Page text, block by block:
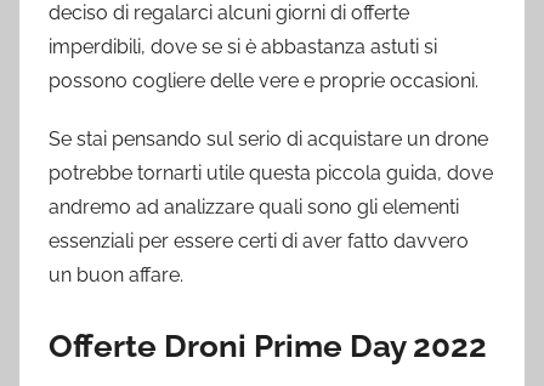
deciso di regalarci alcuni giorni di offerte
imperdibili, dove se si è abbastanza astuti si
possono cogliere delle vere e proprie occasioni.
Se stai pensando sul serio di acquistare un drone
potrebbe tornarti utile questa piccola guida, dove
andremo ad analizzare quali sono gli elementi
essenziali per essere certi di aver fatto davvero
un buon affare.
Offerte Droni Prime Day 2022